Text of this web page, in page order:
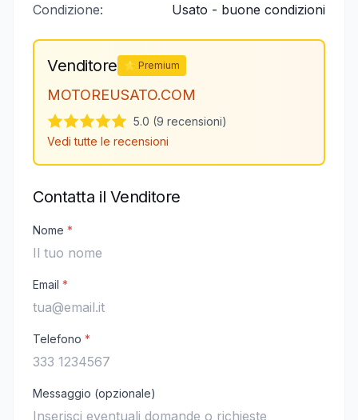
Condizione:
Usato - buone condizioni
Venditore ⭐ Premium
MOTOREUSATO.COM
5.0 (9 recensioni)
Vedi tutte le recensioni
Contatta il Venditore
Nome *
Email *
Telefono *
Messaggio (opzionale)